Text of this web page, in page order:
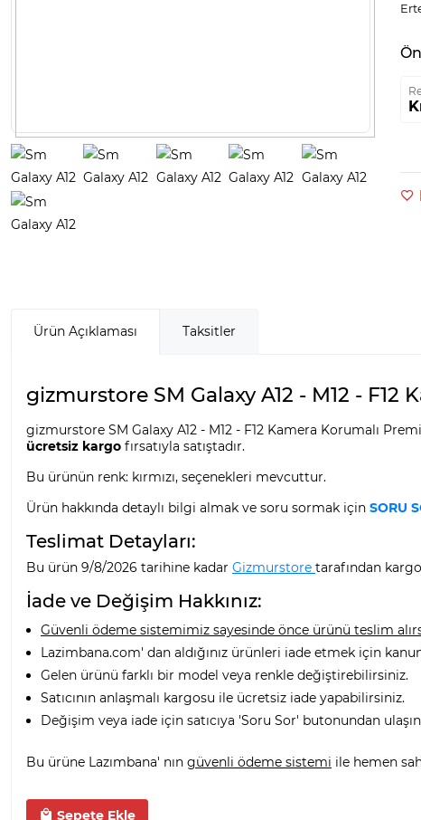
Ürün Açıklaması Taksitler
gizmurstore SM Galaxy A12 - M12 -
gizmurstore SM Galaxy A12 - M12 - F12 Kamera Korumalı
ücretsiz kargo fırsatıyla satıştadır.
Bu ürünün renk: kırmızı, seçenekleri mevcuttur.
Ürün hakkında detaylı bilgi almak ve soru sormak için SORU
Teslimat Detayları:
Bu ürün 9/8/2026 tarihine kadar Gizmurstore tarafından
İade ve Değişim Hakkınız:
Güvenli ödeme sistemimiz sayesinde önce ürünü teslim
Lazimbana.com' dan aldığınız ürünleri iade etmek için
Gelen ürünü farklı bir model veya renkle değiştirebilirsiniz.
Satıcının anlaşmalı kargosu ile ücretsiz iade yapabilirsiniz.
Değişim veya iade için satıcıya 'Soru Sor' butonundan
Bu ürüne Lazımbana' nın güvenli ödeme sistemi ile hemen
Sepete Ekle